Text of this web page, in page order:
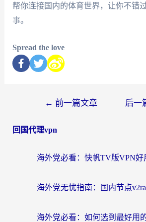
帮你连接国内的体育世界，让你不错
事。
Spread the love
← 前一篇文章 后一
回国代理vpn